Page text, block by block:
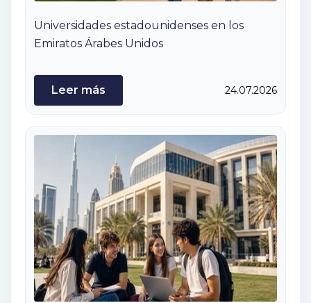
Universidades estadounidenses en los
Emiratos Árabes Unidos
Leer más 24.07.2026